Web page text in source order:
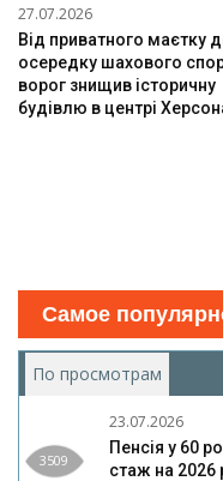
27.07.2026
Від приватного маєтку
осередку шахового
ворог знищив історичну
будівлю в центрі
Самое
По просмотрам
3509
23.07.2026
Пенсія у 60
стаж на 2026